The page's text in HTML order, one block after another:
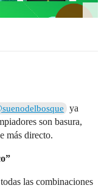
ya
son basura,
más directo.
las combinaciones